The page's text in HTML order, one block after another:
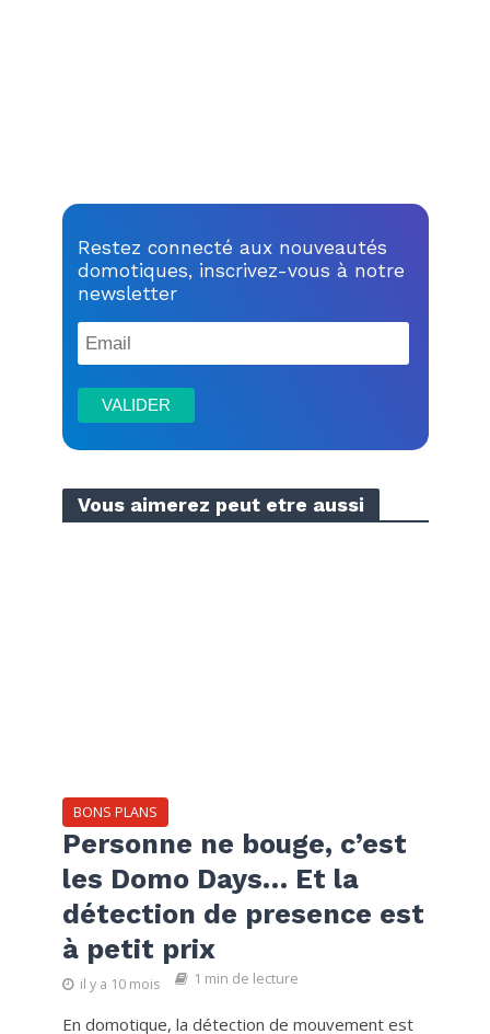
Restez connecté aux nouveautés
domotiques, inscrivez-vous à notre
newsletter
Vous aimerez peut etre aussi
BONS PLANS
Personne ne bouge, c’est
les Domo Days… Et la
détection de presence est
à petit prix
il y a 10 mois 1 min de lecture
En domotique, la détection de mouvement est